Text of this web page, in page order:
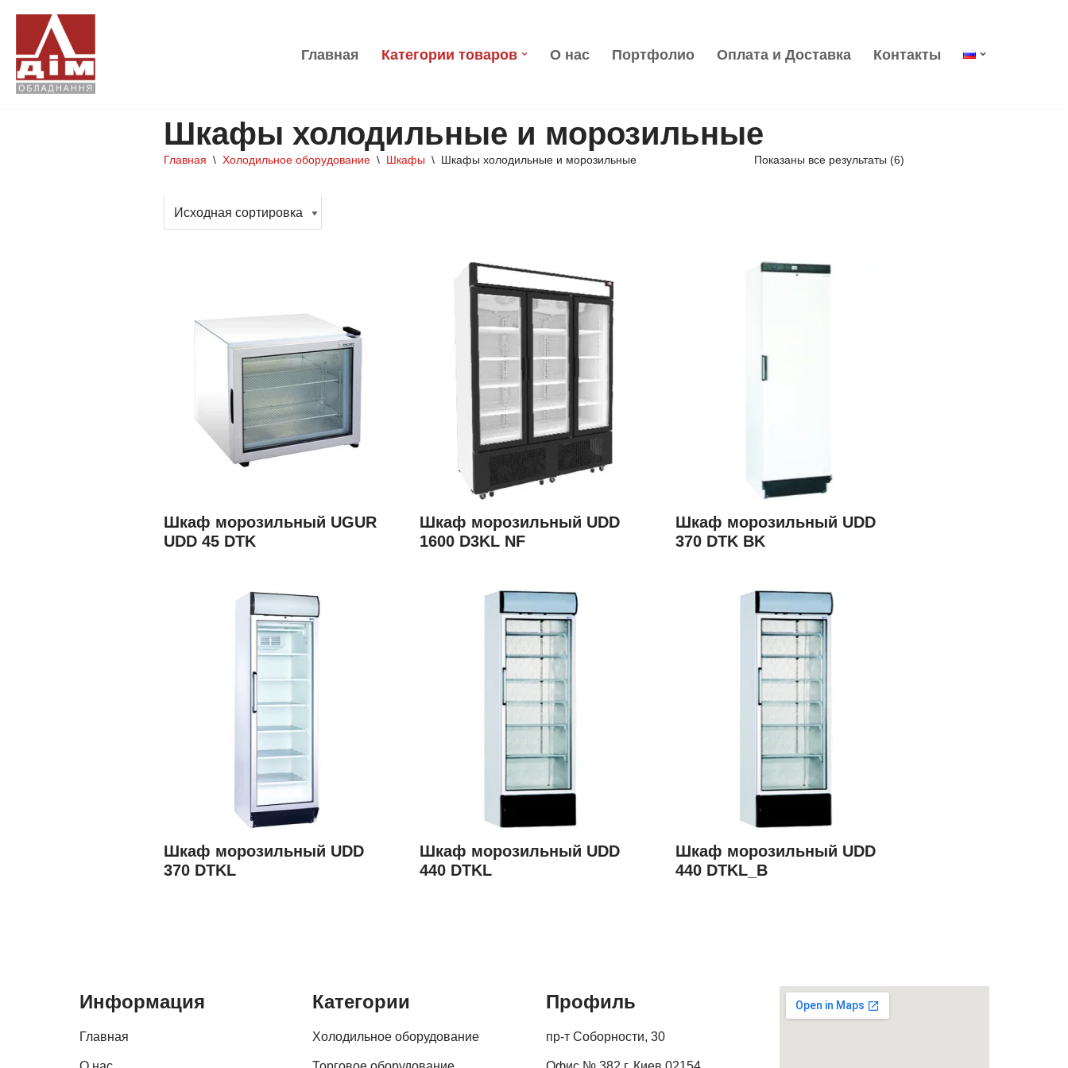
Перейти
содержимому
Главная Категории товаров О нас Портфолио Оплата и Доставка Контакты
Шкафы холодильные и морозильные
Главная \ Холодильное оборудование \ Шкафы \ Шкафы холодильные и морозильные Показаны все результаты (6)
Шкаф морозильный UGUR
UDD 45 DTK
Шкаф морозильный UDD
1600 D3KL NF
Шкаф морозильный UDD
370 DTK BK
Шкаф морозильный UDD
370 DTKL
Шкаф морозильный UDD
440 DTKL
Шкаф морозильный UDD
440 DTKL_B
Информация
Главная
Категории
Холодильное оборудование
Профиль
пр-т Соборности, 30